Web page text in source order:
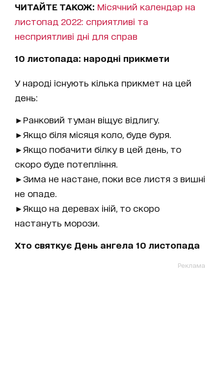
ЧИТАЙТЕ ТАКОЖ: Місячний календар на
листопад 2022: сприятливі та
несприятливі дні для справ
10 листопада: народні прикмети
У народі існують кілька прикмет на цей
день:
►Ранковий туман віщує відлигу.
►Якщо біля місяця коло, буде буря.
►Якщо побачити білку в цей день, то
скоро буде потепління.
►Зима не настане, поки все листя з вишні
не опаде.
►Якщо на деревах іній, то скоро
настануть морози.
Хто святкує День ангела 10 листопада
Реклама